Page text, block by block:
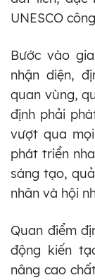
UNESCO
Bước vào
nhận diện,
quan vùng,
định phải
vượt qua
phát triển
sáng tạo,
nhân và hội
Quan điểm
động kiến
nâng cao